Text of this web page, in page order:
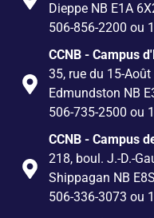
Dieppe NB E1A
506-856-2200 ou
CCNB - Campus
35, rue du 15-Août
Edmundston NB
506-735-2500 ou
CCNB - Campus
218, boul. J.-D.-
Shippagan NB
506-336-3073 ou